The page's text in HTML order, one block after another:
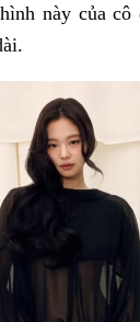
này của